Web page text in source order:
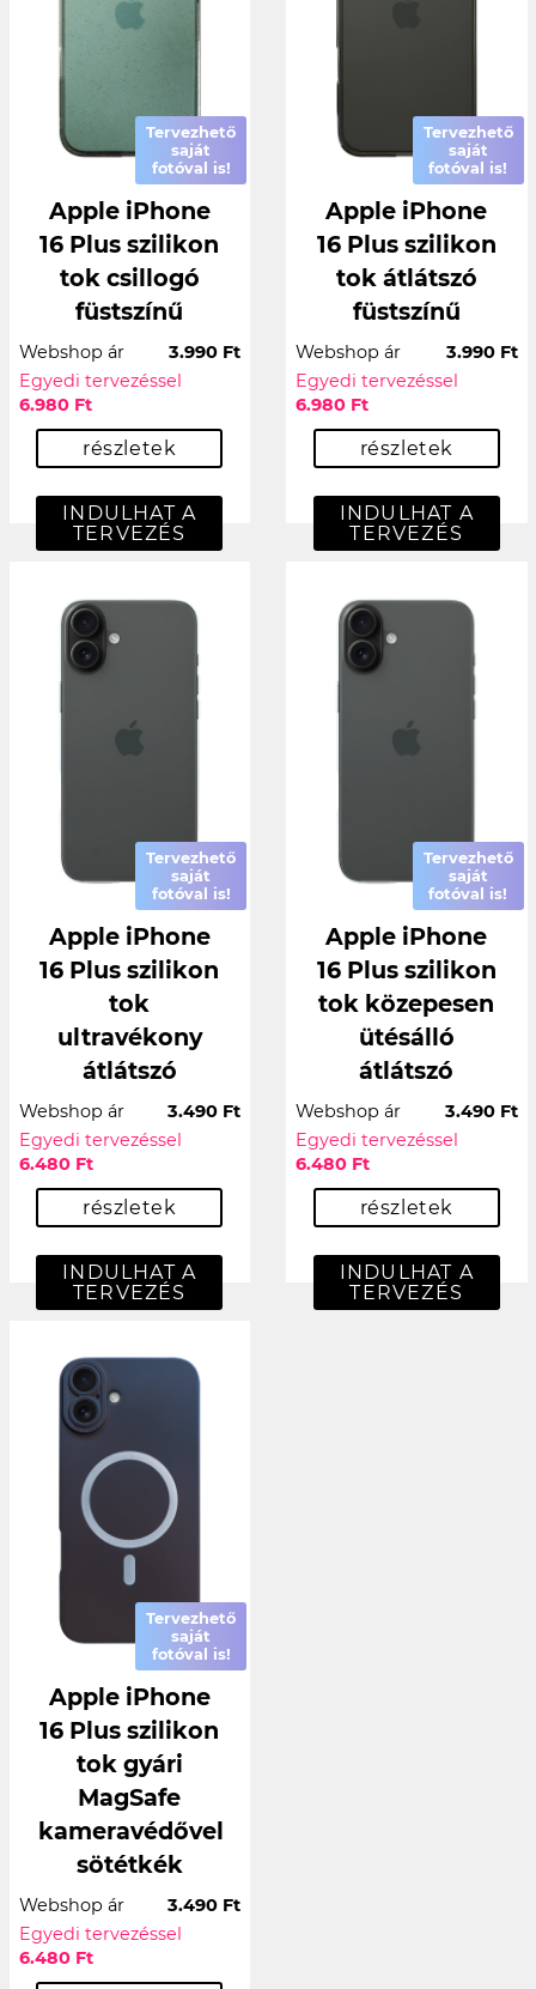
Tervezhető
saját
fotóval is!
Apple iPhone
16 Plus szilikon
tok csillogó
füstszínű
Webshop ár
3.990 Ft
Egyedi tervezéssel
6.980 Ft
részletek
INDULHAT A
TERVEZÉS
Tervezhető
saját
fotóval is!
Apple iPhone
16 Plus szilikon
tok átlátszó
füstszínű
Webshop ár
3.990 Ft
Egyedi tervezéssel
6.980 Ft
részletek
INDULHAT A
TERVEZÉS
Tervezhető
saját
fotóval is!
Apple iPhone
16 Plus szilikon
tok
ultravékony
átlátszó
Webshop ár
3.490 Ft
Egyedi tervezéssel
6.480 Ft
részletek
INDULHAT A
TERVEZÉS
Tervezhető
saját
fotóval is!
Apple iPhone
16 Plus szilikon
tok közepesen
ütésálló
átlátszó
Webshop ár
3.490 Ft
Egyedi tervezéssel
6.480 Ft
részletek
INDULHAT A
TERVEZÉS
Tervezhető
saját
fotóval is!
Apple iPhone
16 Plus szilikon
tok gyári
MagSafe
kameravédővel
sötétkék
Webshop ár
3.490 Ft
Egyedi tervezéssel
6.480 Ft